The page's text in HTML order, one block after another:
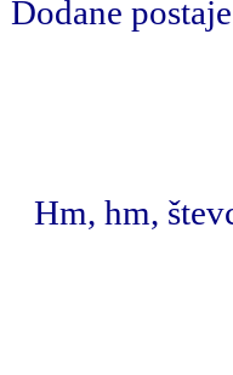
Dodane
Hm, hm,